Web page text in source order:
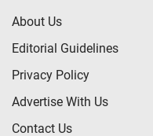
About Us
Editorial Guidelines
Privacy Policy
Advertise With Us
Contact Us